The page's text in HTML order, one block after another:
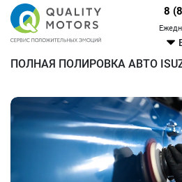
8
ПОЛНАЯ ПОЛИРОВКА АВТО